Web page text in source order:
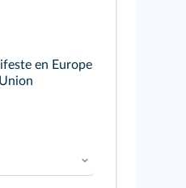
en Europe